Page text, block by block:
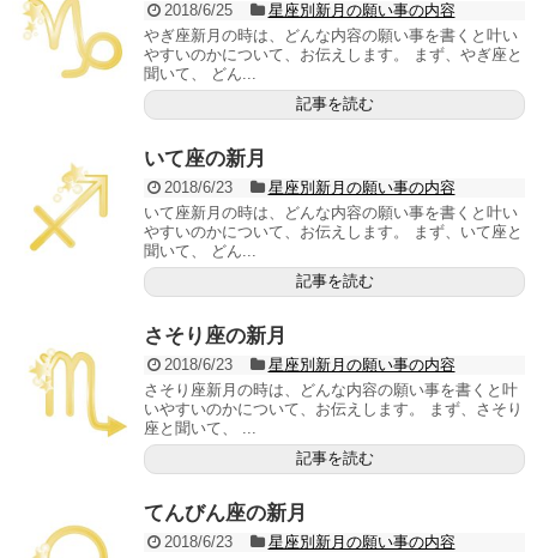
2018/6/25
星座別新月の願い事の内容
やぎ座新月の時は、どんな内容の願い事を書くと叶い
やすいのかについて、お伝えします。 まず、やぎ座と
聞いて、 どん...
記事を読む
いて座の新月
2018/6/23
星座別新月の願い事の内容
いて座新月の時は、どんな内容の願い事を書くと叶い
やすいのかについて、お伝えします。 まず、いて座と
聞いて、 どん...
記事を読む
さそり座の新月
2018/6/23
星座別新月の願い事の内容
さそり座新月の時は、どんな内容の願い事を書くと叶
いやすいのかについて、お伝えします。 まず、さそり
座と聞いて、 ...
記事を読む
てんびん座の新月
2018/6/23
星座別新月の願い事の内容